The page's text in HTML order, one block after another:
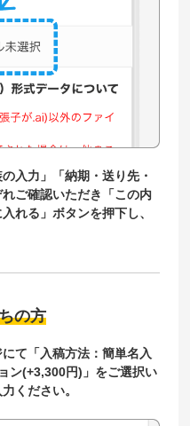
入力」「納期・送り先・
ご確認いただき「この内
れる」ボタンを押下し、
の方
にて「入稿方法：簡単名入
ン(+3,300円)」をご選択い
ください。